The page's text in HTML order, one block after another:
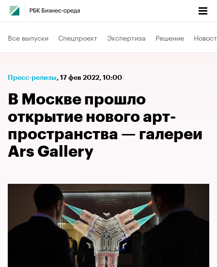
Все выпуски Спецпроект Экспертиза Решение
Пресс-релизы⁠, 17 фев 2022, 10:00
В Москве прошло
открытие нового арт-
пространства — галереи
Ars Gallery​